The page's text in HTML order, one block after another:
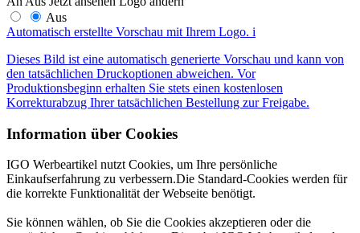
Aus
Automatisch erstellte Vorschau mit Ihrem Logo. i
Dieses Bild ist eine automatisch generierte Vorschau und kann von
den tatsächlichen Druckoptionen abweichen. Vor
Produktionsbeginn erhalten Sie stets einen kostenlosen
Korrekturabzug Ihrer tatsächlichen Bestellung zur Freigabe.
Information über Cookies
IGO Werbeartikel nutzt Cookies, um Ihre persönliche
Einkaufserfahrung zu verbessern.Die Standard-Cookies werden für
die korrekte Funktionalität der Webseite benötigt.
Sie können wählen, ob Sie die Cookies akzeptieren oder die